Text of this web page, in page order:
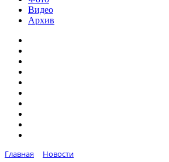
Видео
Архив
Главная
Новости